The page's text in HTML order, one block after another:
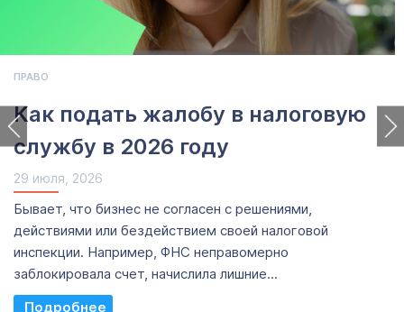
ПРАВО
Как подать жалобу в налоговую
службу в 2026 году
29 июля, 2026
Бывает, что бизнес не согласен с решениями,
действиями или бездействием своей налоговой
инспекции. Например, ФНС неправомерно
заблокировала счет, начислила лишние...
Read More